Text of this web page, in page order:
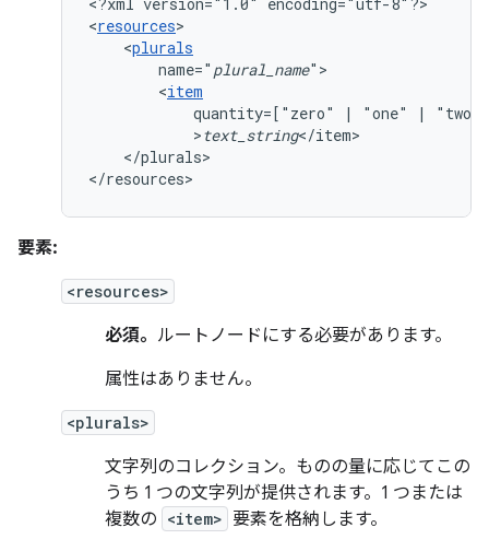
<resources
<plurals
name=" plural_name
<item
quantity=["zero"
| "one" |
"two"
>text_string
</plurals>
</resources>
要素:
<resources>
必須。 ルートノードにする必要があります。
属性はありません。
<plurals>
文字列のコレクション。ものの量に応じてこの
うち 1 つの文字列が提供されます。1 つまたは
複数の <item> 要素を格納します。